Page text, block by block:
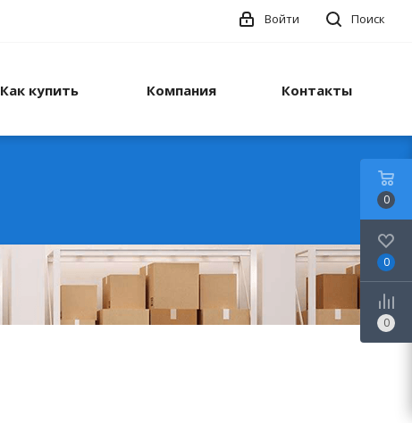
Поиск
Войти
Как купить Компания Контакты
0
0
0